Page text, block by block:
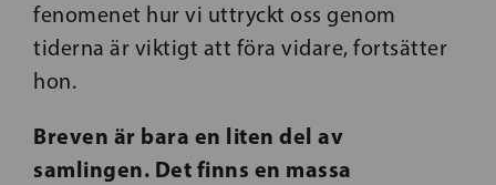
fenomenet hur vi uttryckt oss genom
tiderna är viktigt att föra vidare, fortsätter
hon.
Breven är bara en liten del av
samlingen. Det finns en massa